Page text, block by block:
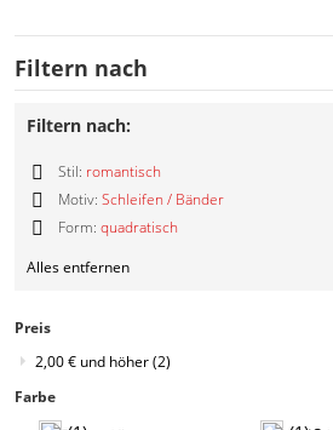
Filtern nach
Filtern nach:
Stil: romantisch
Diesen
Artikel
entfernen
Motiv: Schleifen / Bänder
Diesen
entfernen
Form: quadratisch
Artikel
Alles entfernen
Preis
2,00 € und höher(2)
Farbe